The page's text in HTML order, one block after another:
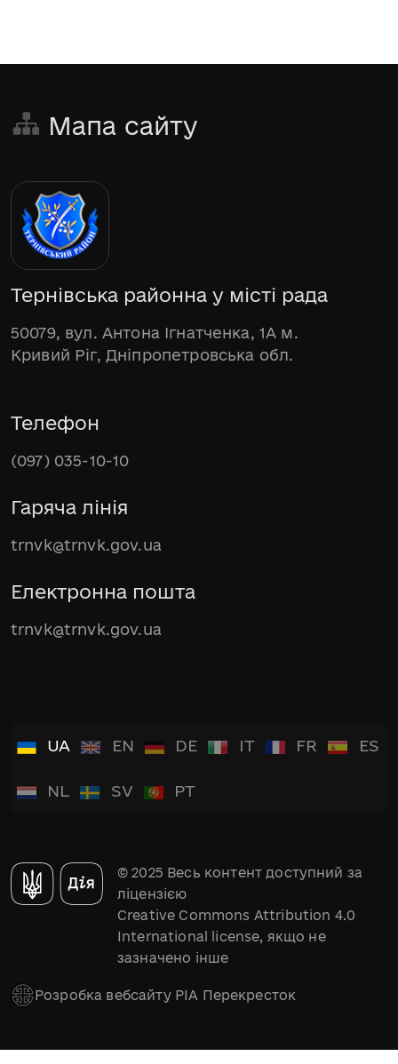
Мапа сайту
Тернівська районна у місті рада
50079, вул. Антона Ігнатченка, 1А м.
Кривий Ріг, Дніпропетровська обл.
Телефон
(097) 035-10-10
Гаряча лінія
trnvk@trnvk.gov.ua
Електронна пошта
trnvk@trnvk.gov.ua
UA EN DE IT FR ES
NL SV PT
© 2025 Весь контент доступний за
ліцензією
Creative Commons Attribution 4.0
International license, якщо не
зазначено інше
Розробка вебсайту РІА Перекресток